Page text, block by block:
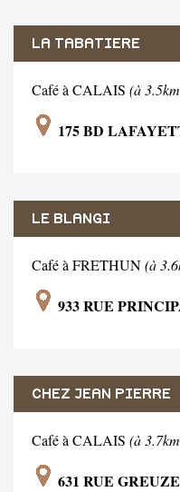
LA TABATIERE
Café à CALAIS (à
175 BD
LE BLANGI
Café à FRETHUN(à
933 RUE
CHEZ JEAN PIERRE
Café à CALAIS (à
631 RUE